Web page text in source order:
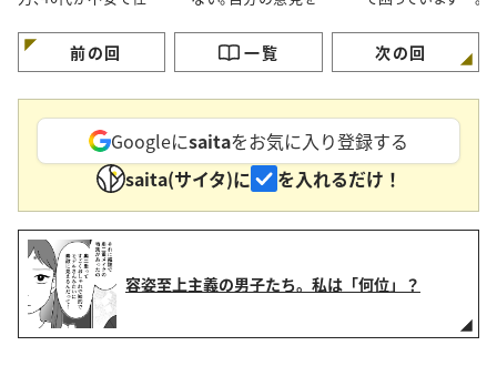
さします…。」
前の回 一覧 次の回
Googleにsaitaをお気に入り登録する
saita(サイタ)に
を入れるだけ！
容姿至上主義の男子たち。私は「何位」？